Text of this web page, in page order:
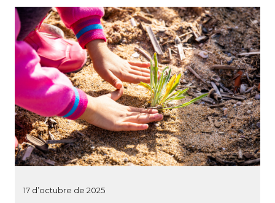
17 d’octubre de 2025